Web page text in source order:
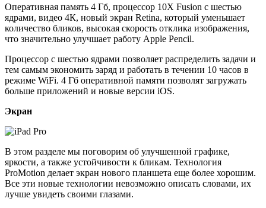
Оперативная память 4 Гб, процессор 10Х Fusion с шестью
ядрами, видео 4К, новый экран Retina, который уменьшает
количество бликов, высокая скорость отклика изображения,
что значительно улучшает работу Apple Pencil.
Процессор с шестью ядрами позволяет распределить задачи и
тем самым экономить заряд и работать в течении 10 часов в
режиме WiFi. 4 Гб оперативной памяти позволят загружать
больше приложений и новые версии iOS.
Экран
В этом разделе мы поговорим об улучшенной графике,
яркости, а также устойчивости к бликам. Технология
ProMotion делает экран нового планшета еще более хорошим.
Все эти новые технологии невозможно описать словами, их
лучше увидеть своими глазами.